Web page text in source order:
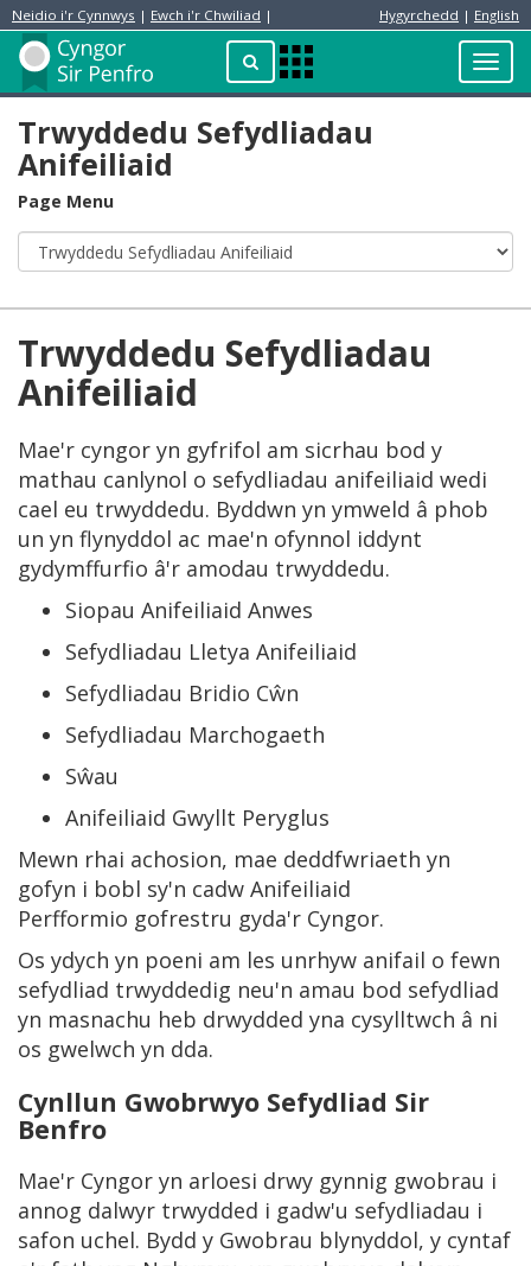
Neidio i'r Cynnwys | Ewch i'r Chwiliad | Hygyrchedd | English
ChwilioApps
Menu
Preswylydd
Trwyddedu Sefydliadau
Anifeiliaid
Page Menu
Trwyddedu Sefydliadau
Anifeiliaid
Mae'r cyngor yn gyfrifol am sicrhau bod y
mathau canlynol o sefydliadau anifeiliaid wedi
cael eu trwyddedu. Byddwn yn ymweld â phob
un yn flynyddol ac mae'n ofynnol iddynt
gydymffurfio â'r amodau trwyddedu.
Siopau Anifeiliaid Anwes
Sefydliadau Lletya Anifeiliaid
Sefydliadau Bridio Cŵn
Sefydliadau Marchogaeth
Sŵau
Anifeiliaid Gwyllt Peryglus
Mewn rhai achosion, mae deddfwriaeth yn
gofyn i bobl sy'n cadw Anifeiliaid
Perfformio gofrestru gyda'r Cyngor.
Os ydych yn poeni am les unrhyw anifail o fewn
sefydliad trwyddedig neu'n amau bod sefydliad
yn masnachu heb drwydded yna cysylltwch â ni
os gwelwch yn dda.
Cynllun Gwobrwyo Sefydliad Sir
Benfro
Mae'r Cyngor yn arloesi drwy gynnig gwobrau i
annog dalwyr trwydded i gadw'u sefydliadau i
safon uchel. Bydd y Gwobrau blynyddol, y cyntaf